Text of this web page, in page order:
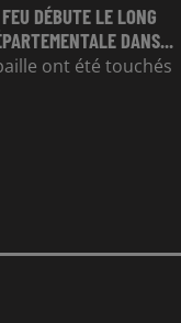
DÉBUTE LE LONG
DANS...
ont été touchés